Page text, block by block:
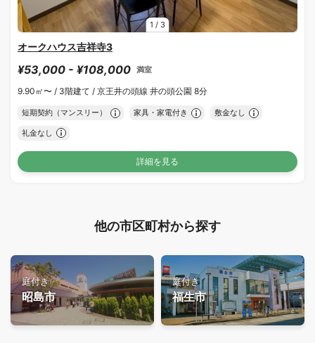
1 / 3
オークハウス吉祥寺3
¥53,000 - ¥108,000 満室
9.90㎡〜 / 3階建て / 京王井の頭線 井の頭公園 8分
短期契約（マンスリー） 家具・家電付き 敷金なし
礼金なし
詳細を見る
他の市区町村から探す
庭付き
昭島市
庭付き
福生市